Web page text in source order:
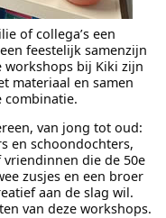
of collega’s een
feestelijk samenzijn
workshops bij Kiki zijn
materiaal en samen
combinatie.
van jong tot oud:
en schoondochters,
die de 50e
zusjes en een broer
aan de slag wil.
van deze workshops.